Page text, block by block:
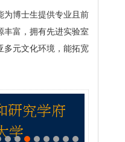
为博士生提供专业且前
丰富，拥有先进实验室
多元文化环境，能拓宽